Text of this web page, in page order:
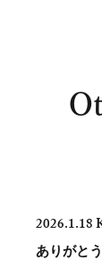
2026.1.18
ありがと